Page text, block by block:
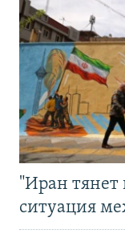
"Иран тянет
ситуация